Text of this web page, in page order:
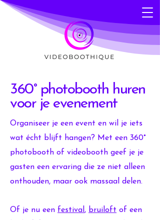
360° photobooth huren
voor je evenement
Organiseer je een event en wil je iets
wat écht blijft hangen? Met een 360°
photobooth of videobooth geef je je
gasten een ervaring die ze niet alleen
onthouden, maar ook massaal delen.
Of je nu een festival , bruiloft of een